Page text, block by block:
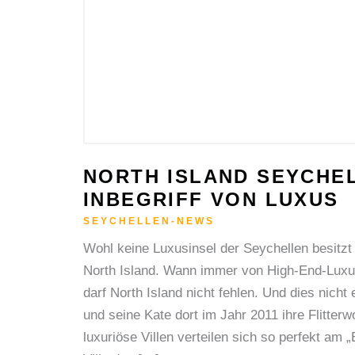
NORTH ISLAND
INBEGRIFF VON LUXUS
SEYCHELLEN-NEWS
Wohl keine Luxusinsel der Seychellen
North Island. Wann immer von High-End-
darf North Island nicht fehlen. Und dies nicht
und seine Kate dort im Jahr 2011 ihre
luxuriöse Villen verteilen sich so perfekt am